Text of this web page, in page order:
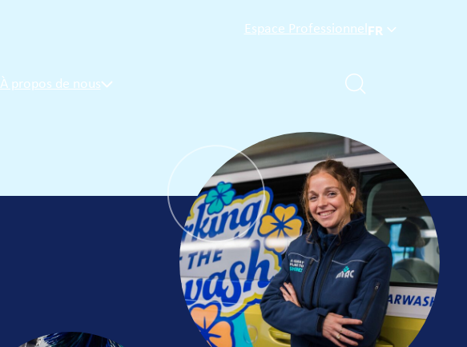
Espace ProfessionnelFR
À propos de nous